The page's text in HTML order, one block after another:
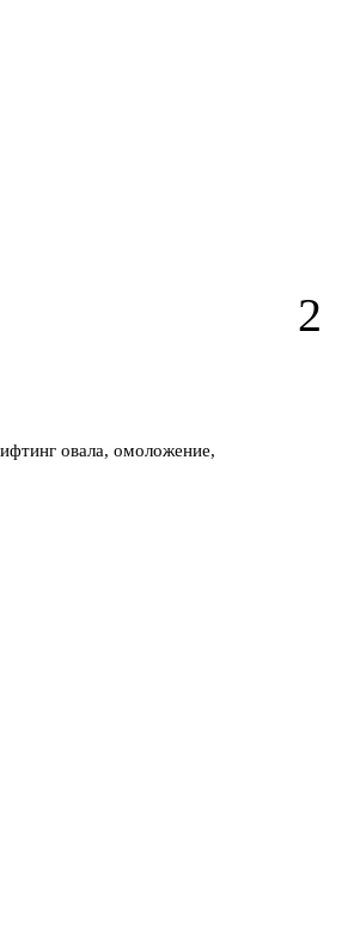
2
овала, омоложение,